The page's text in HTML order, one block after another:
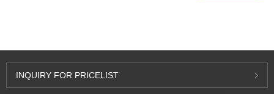
INQUIRY FOR PRICELIST